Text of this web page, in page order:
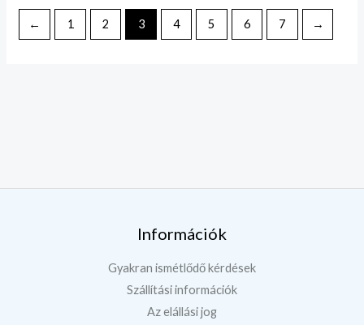
← 1 2 3 4 5 6 7 →
Információk
Gyakran ismétlődő kérdések
Szállítási információk
Az elállási jog